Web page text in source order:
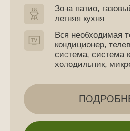
Площадь:63 м2
Баня, бассейн, купель
Зона отдыха, обеденная зона
летняя кухня
Вся необходимая техника:
кондиционер, телевизор, аудио-